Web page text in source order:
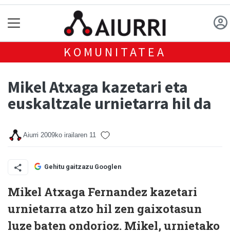
KOMUNITATEA
Mikel Atxaga kazetari eta
euskaltzale urnietarra hil da
Aiurri 2009ko irailaren 11
Gehitu gaitzazu Googlen
Mikel Atxaga Fernandez kazetari
urnietarra atzo hil zen gaixotasun
luze baten ondorioz. Mikel, urnietako